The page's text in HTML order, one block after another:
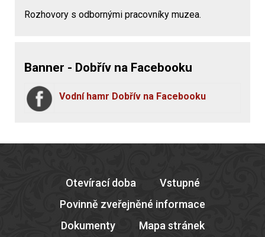
Rozhovory s odbornými pracovníky muzea.
Banner - Dobřív na Facebooku
Vodní hamr Dobřív na Facebooku
Otevírací doba
Vstupné
Povinně zveřejněné informace
Dokumenty
Mapa stránek